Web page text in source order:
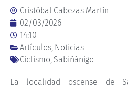
Cristóbal Cabezas Martín
02/03/2026
14:10
Artículos Noticias
Ciclismo Sabiñánigo
La localidad oscense de